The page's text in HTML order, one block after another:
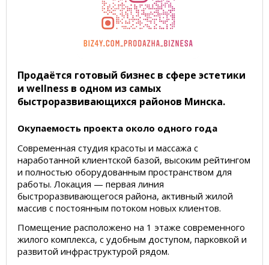
Продаётся готовый бизнес в сфере эстетики
и wellness в одном из самых
быстроразвивающихся районов Минска.
Окупаемость проекта около одного года
Современная студия красоты и массажа с
наработанной клиентской базой, высоким рейтингом
и полностью оборудованным пространством для
работы. Локация — первая линия
быстроразвивающегося района, активный жилой
массив с постоянным потоком новых клиентов.
Помещение расположено на 1 этаже современного
жилого комплекса, с удобным доступом, парковкой и
развитой инфраструктурой рядом.